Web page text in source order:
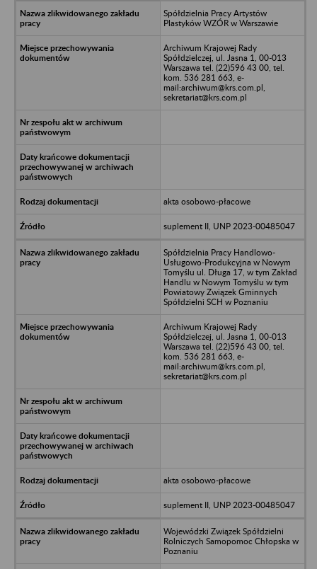
Spółdzielnia Pracy Artystów
Plastyków WZÓR w Warszawie
Archiwum Krajowej Rady
Spółdzielczej, ul. Jasna 1, 00-013
Warszawa tel. (22)596 43 00, tel.
kom. 536 281 663, e-
mail:archiwum@krs.com.pl,
sekretariat@krs.com.pl
akta osobowo-płacowe
suplement II, UNP 2023-00485047
Spółdzielnia Pracy Handlowo-
Usługowo-Produkcyjna w Nowym
Tomyślu ul. Długa 17, w tym Zakład
Handlu w Nowym Tomyślu w tym
Powiatowy Związek Gminnych
Spółdzielni SCH w Poznaniu
Archiwum Krajowej Rady
Spółdzielczej, ul. Jasna 1, 00-013
Warszawa tel. (22)596 43 00, tel.
kom. 536 281 663, e-
mail:archiwum@krs.com.pl,
sekretariat@krs.com.pl
akta osobowo-płacowe
suplement II, UNP 2023-00485047
Wojewódzki Związek Spółdzielni
Rolniczych Samopomoc Chłopska w
Poznaniu